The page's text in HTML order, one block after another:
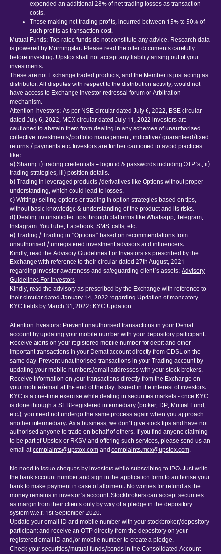
expended an additional 28% of net trading losses as transaction
costs.
Those making net trading profits, incurred between 15% to 50% of
such profits as transaction cost.
Mutual Funds: Top rated funds do not constitute any advice. Research data
is powered by Morningstar. Please read the offer documents carefully
before investing. Upstox shall not accept any liability arising out of your
investments.
These are not Exchange traded products, and the Member is just acting as
distributor. All disputes with respect to the distribution activity, would not
have access to Exchange investor redressal forum or Arbitration
mechanism.
Attention Investors: As per NSE circular dated July 6, 2022, BSE circular
dated July 6, 2022, MCX circular dated July 11, 2022 investors are
cautioned to abstain them from dealing in any schemes of unauthorised
collective investments/portfolio management, indicative/ guaranteed/fixed
returns / payments etc. Investors are further cautioned to avoid practices
like:
a) Sharing i) trading credentials – login id & passwords including OTP’s., ii)
trading strategies, iii) position details.
b) Trading in leveraged products /derivatives like Options without proper
understanding, which could lead to losses.
c) Writing/ selling options or trading in option strategies based on tips,
without basic knowledge & understanding of the product and its risks.
d) Dealing in unsolicited tips through platforms like Whatsapp, Telegram,
Instagram, YouTube, Facebook, SMS, calls, etc.
e) Trading / Trading in “Options” based on recommendations from
unauthorised / unregistered investment advisors and influencers.
Kindly, read the Advisory Guidelines For Investors as prescribed by the
Exchange with reference to their circular dated 27th August, 2021
regarding investor awareness and safeguarding client’s assets: Advisory
Guidelines For Investors
Kindly, read the advisory as prescribed by the Exchange with reference to
their circular dated January 14, 2022 regarding Updation of mandatory
KYC fields by March 31, 2022: KYC Updation
Attention Investors: Prevent unauthorised transactions in your Demat
account by updating your mobile number with your depository participant.
Receive alerts on your registered mobile number for debit and other
important transactions in your Demat account directly from CDSL on the
same day. Prevent unauthorised transactions in your Trading account by
updating your mobile numbers/email addresses with your stock brokers.
Receive information on your transactions directly from the Exchange on
your mobile/email at the end of the day. Issued in the interest of investors.
KYC is a one-time exercise while dealing in securities markets - once KYC
is done through a SEBI-registered intermediary (broker, DP, Mutual Fund,
etc.), you need not undergo the same process again when you approach
another intermediary. As a business, we don’t give stock tips and have not
authorised anyone to trade on behalf of others. If you find anyone claiming
to be part of Upstox or RKSV and offering such services, please send us an
email atcomplaints@upstox.comand complaints.mcx@upstox.com.
No need to issue cheques by investors while subscribing to IPO. Just write
the bank account number and sign in the application form to authorise your
bank to make payment in case of allotment. No worries for refund as the
money remains in investor’s account. Stockbrokers can accept securities
as margin from their clients only by way of a pledge in the depository
system w.e.f. 1st September 2020.
Update your email ID and mobile number with your stockbroker/depository
participant and receive an OTP directly from the depository on your
registered email ID and/or mobile number to create a pledge.
Check your securities/mutual funds/bonds in the Consolidated Account